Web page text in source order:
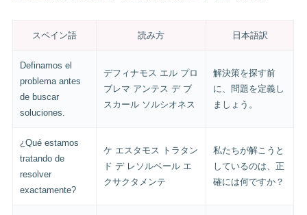
スペイン語 読み方 日本語訳
Definamos el
problema antes
de buscar
soluciones.
デフィナモス エル プロ
ブレマ アンテス デ ブ
スカール ソルシオネス
解決策を探す前
に、問題を定義し
ましょう。
¿Qué estamos
tratando de
resolver
exactamente?
ケ エスタモス トラタン
ド デ レソルベール エ
クサクタメンテ
私たちが解こうと
しているのは、正
確には何ですか？